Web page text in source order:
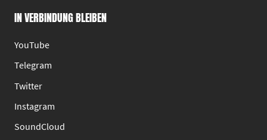
IN VERBINDUNG BLEIBEN
YouTube
Telegram
Twitter
Instagram
SoundCloud